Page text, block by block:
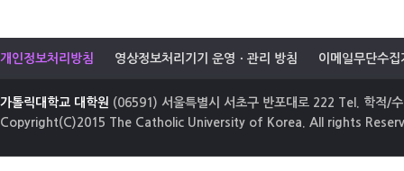
개인정보처리방침 영상정보처리기기 운영ㆍ관리 방침 이메일무단수집
가톨릭대학교 대학원 (06591) 서울특별시 서초구 반포대로 222 Tel. 학적/
Copyright(C)2015 The Catholic University of Korea. All rights